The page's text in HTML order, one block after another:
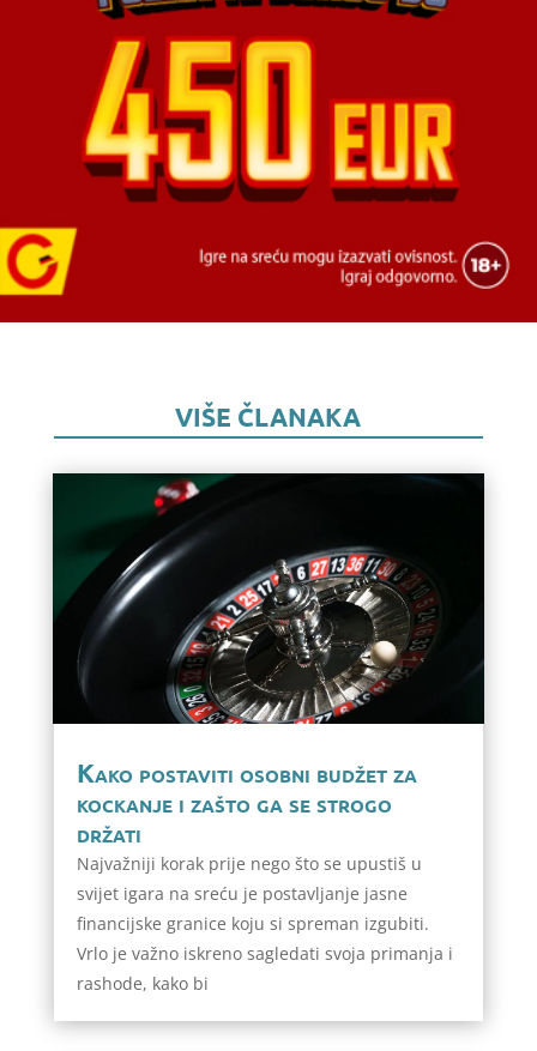
VIŠE ČLANAKA
Kako postaviti osobni budžet za
kockanje i zašto ga se strogo
držati
Najvažniji korak prije nego što se upustiš u
svijet igara na sreću je postavljanje jasne
financijske granice koju si spreman izgubiti.
Vrlo je važno iskreno sagledati svoja primanja i
rashode, kako bi